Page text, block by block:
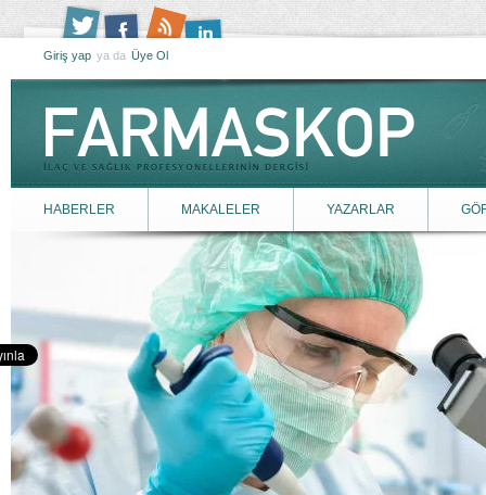
Giriş yap ya da Üye Ol
HABERLER MAKALELER YAZARLAR